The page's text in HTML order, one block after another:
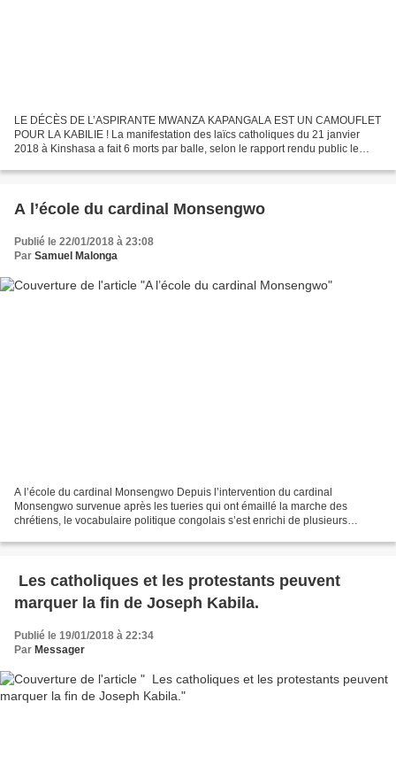
LE DÉCÈS DE L’ASPIRANTE MWANZA KAPANGALA EST UN CAMOUFLET
POUR LA KABILIE ! La manifestation des laïcs catholiques du 21 janvier
2018 à Kinshasa a fait 6 morts par balle, selon le rapport rendu public le
A l’école du cardinal Monsengwo
Publié le 22/01/2018 à 23:08
Par Samuel Malonga
A l’école du cardinal Monsengwo Depuis l’intervention du cardinal
Monsengwo survenue après les tueries qui ont émaillé la marche des
chrétiens, le vocabulaire politique congolais s’est enrichi de plusieurs
Les catholiques et les protestants peuvent
marquer la fin de Joseph Kabila.
Publié le 19/01/2018 à 22:34
Par Messager